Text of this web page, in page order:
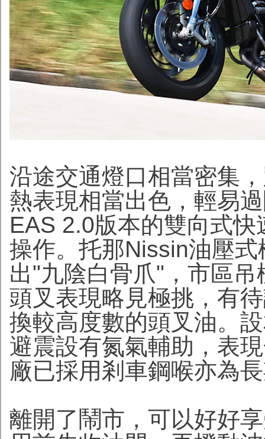
沿途交通燈口相當密集
熱表現相當出色，輕易
EAS 2.0版本的雙向式快
操作。托那Nissin油壓
出"九陰白骨爪"，市區
頭叉表現略見極挑，有
換較高度數的頭叉油。
避震設有氮氣輔助，表
廠已採用剎車鋼喉亦為
離開了鬧市，可以好好